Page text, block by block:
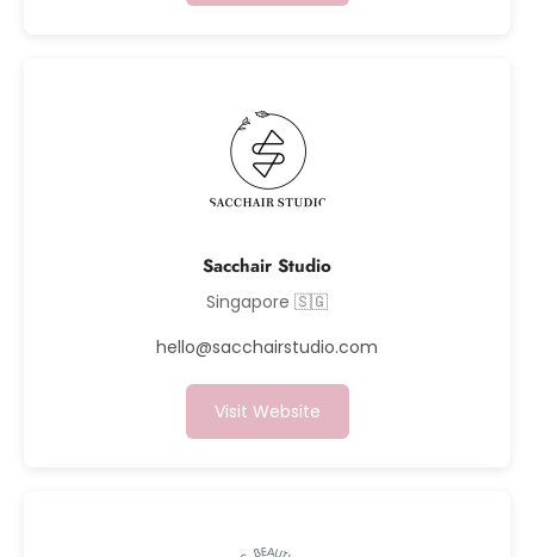
Sacchair Studio
Singapore 🇸🇬
hello@sacchairstudio.com
Visit Website